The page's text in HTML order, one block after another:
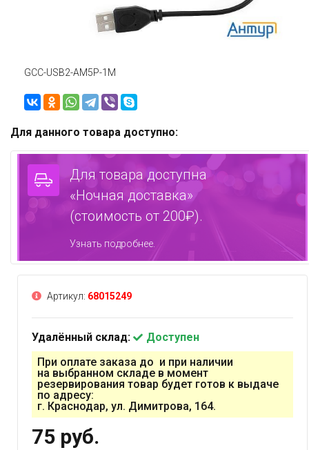
GCC-USB2-AM5P-1M
Для данного товара доступно:
Для товара доступна
«Ночная доставка»
(стоимость от 200₽).
Узнать подробнее.
Артикул: 68015249
Удалённый склад:
Доступен
При оплате заказа до и при наличии
на выбранном складе в момент
резервирования товар будет готов к выдаче
по адресу:
г. Краснодар, ул. Димитрова, 164.
75 руб.